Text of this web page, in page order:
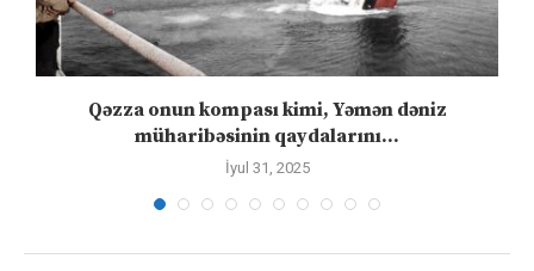
Qəzza onun kompası kimi, Yəmən dəniz
müharibəsinin qaydalarını...
İyul 31, 2025